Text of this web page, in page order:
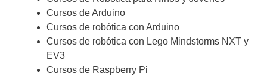
Cursos de Arduino
Cursos de robótica con Arduino
Cursos de robótica con Lego Mindstorms NXT y
EV3
Cursos de Raspberry Pi